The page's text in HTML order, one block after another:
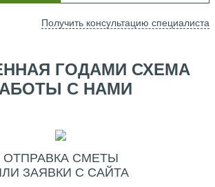
Получить консультацию специалиста
ГОДАМИ СХЕМА
С НАМИ
ОТПРАВКА СМЕТЫ
ЗАЯВКИ С САЙТА